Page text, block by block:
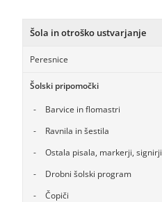
Šola in otroško ustvarjanje
Peresnice
Šolski pripomočki
Barvice in flomastri
Ravnila in šestila
Ostala pisala, markerji, signirji
Drobni šolski program
Čopiči